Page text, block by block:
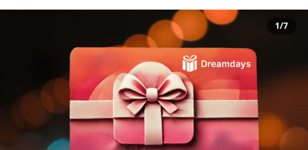
1/7